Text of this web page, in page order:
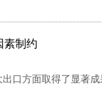
素制约
口方面取得了显著